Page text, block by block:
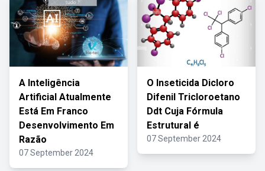
A Inteligência
Artificial Atualmente
Está Em Franco
Desenvolvimento Em
Razão
07 September 2024
O Inseticida Dicloro
Difenil Tricloroetano
Ddt Cuja Fórmula
Estrutural é
07 September 2024